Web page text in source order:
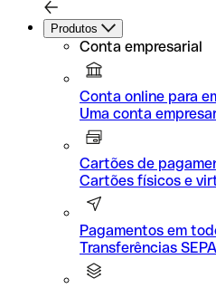
Produtos
Conta empresarial
Conta online para
Uma conta
Cartões de
Cartões físicos e
Pagamentos em
Transferências